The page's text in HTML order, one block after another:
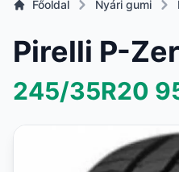
Főoldal Nyári gumi
Pirelli P-
245/35R20